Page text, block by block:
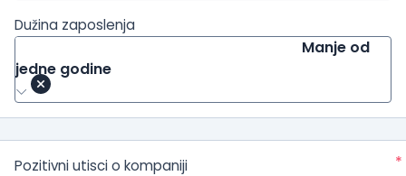
Dužina zaposlenja
Manje od
jedne godine
Pozitivni utisci o kompaniji *